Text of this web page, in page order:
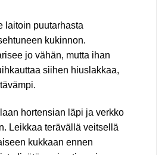
laitoin puutarhasta
kukinnon.
jo vähän, mutta ihan
siihen hiuslakkaa,
hortensian läpi ja verkko
Leikkaa terävällä veitsellä
kukkaan ennen